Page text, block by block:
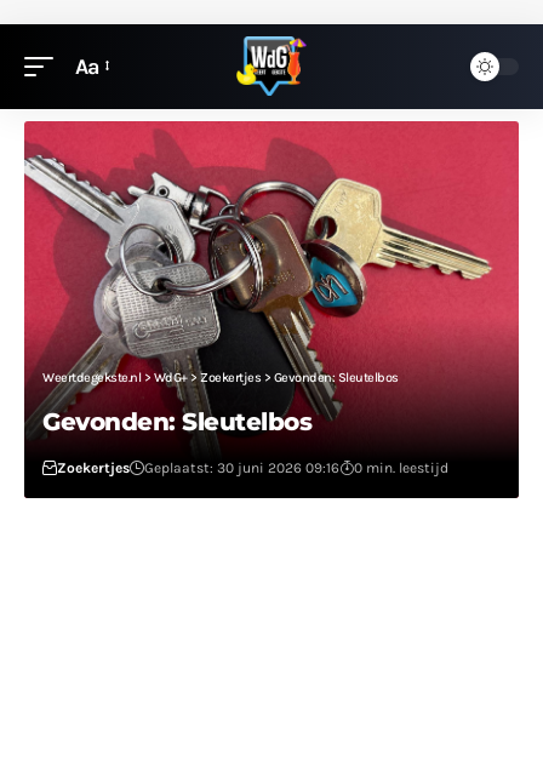
Aa
Weertdegekste.nl> WdG+> Zoekertjes> Gevonden: Sleutelbos
Gevonden: Sleutelbos
Zoekertjes Geplaatst: 30 juni 2026 09:16 0 min. leestijd